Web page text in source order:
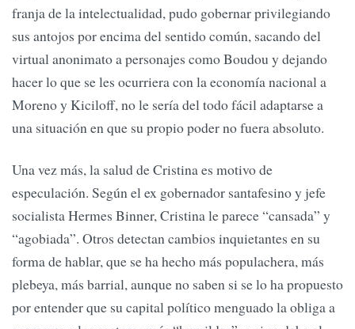
franja de la intelectualidad, pudo gobernar privilegiando
sus antojos por encima del sentido común, sacando del
virtual anonimato a personajes como Boudou y dejando
hacer lo que se les ocurriera con la economía nacional a
Moreno y Kiciloff, no le sería del todo fácil adaptarse a
una situación en que su propio poder no fuera absoluto.
Una vez más, la salud de Cristina es motivo de
especulación. Según el ex gobernador santafesino y jefe
socialista Hermes Binner, Cristina le parece “cansada” y
“agobiada”. Otros detectan cambios inquietantes en su
forma de hablar, que se ha hecho más populachera, más
plebeya, más barrial, aunque no saben si se lo ha propuesto
por entender que su capital político menguado la obliga a